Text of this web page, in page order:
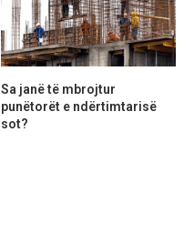
Sa janë të mbrojtur
punëtorët e ndërtimtarisë
sot?